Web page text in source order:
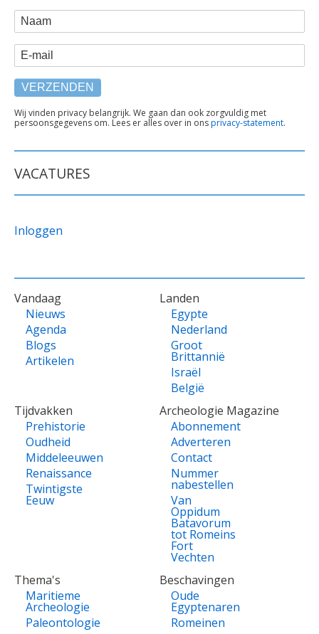
WEBFORM
Naam
E-mail
TEKST
ONDER
Wij vinden privacy belangrijk. We gaan dan ook zorgvuldig met
persoonsgegevens om. Lees er alles over in onsprivacy-statement.
VACATURES
Inloggen
VOET
Vandaag
Nieuws
Agenda
Blogs
Artikelen
Landen
Egypte
Nederland
Groot
Brittannië
Israël
België
Tijdvakken
Prehistorie
Oudheid
Middeleeuwen
Renaissance
Twintigste
Eeuw
Archeologie Magazine
Abonnement
Adverteren
Contact
Nummer
nabestellen
Van
Oppidum
Batavorum
tot Romeins
Fort
Vechten
Thema's
Maritieme
Archeologie
Paleontologie
Beschavingen
Oude
Egyptenaren
Romeinen